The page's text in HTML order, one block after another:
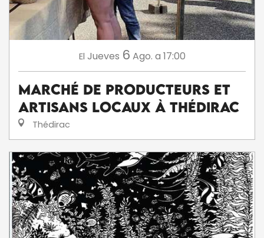
El Jueves 6 Ago. a 17:00
Marché de producteurs et
artisans locaux à Thédirac
Thédirac